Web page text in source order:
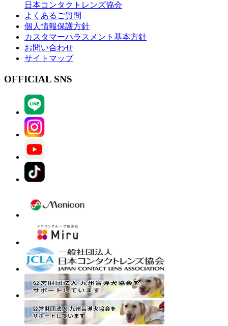
日本コンタクトレンズ協会
よくあるご質問
個人情報保護方針
カスタマーハラスメント基本方針
お問い合わせ
サイトマップ
OFFICIAL SNS